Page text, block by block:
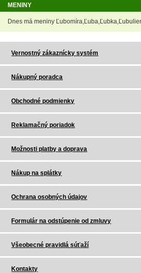
MENINY
Dnes má meniny
Vernostný zákaznícky systém
Nákupný poradca
Obchodné podmienky
Reklamačný poriadok
Možnosti platby a doprava
Nákup na splátky
Ochrana osobných údajov
Formulár na odstúpenie od zmluvy
Všeobecné pravidlá súťaží
Kontakty